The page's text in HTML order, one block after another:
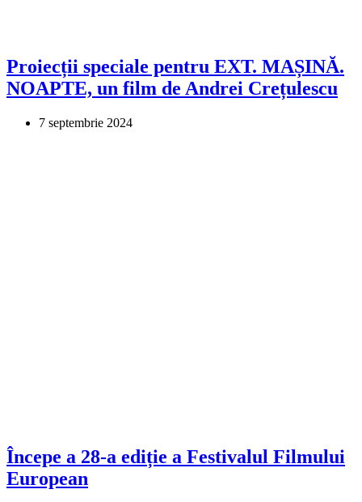
Proiecții speciale pentru EXT. MAȘINĂ.
NOAPTE, un film de Andrei Crețulescu
7 septembrie 2024
Începe a 28-a ediție a Festivalul Filmului
European